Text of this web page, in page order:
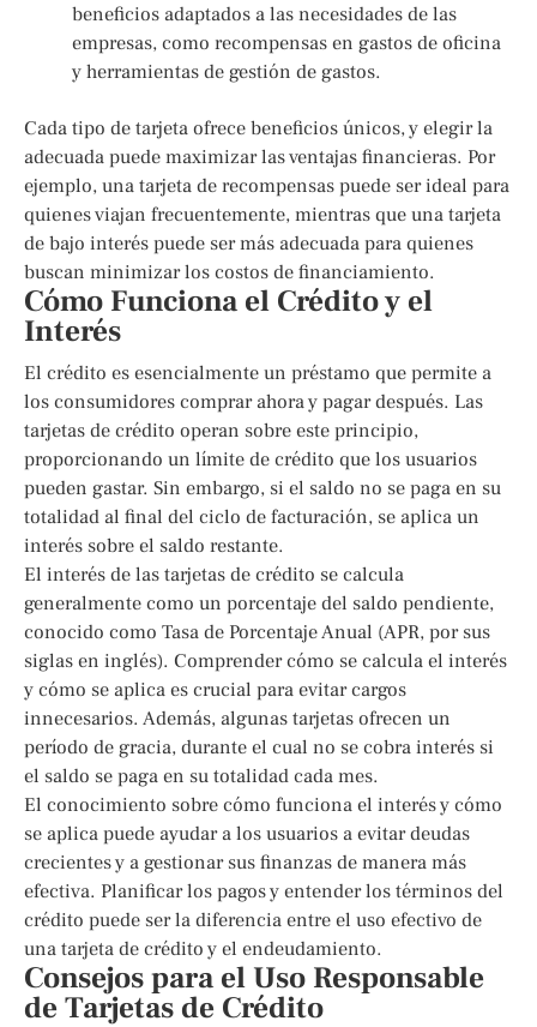
beneficios adaptados a las necesidades de las
empresas, como recompensas en gastos de oficina
y herramientas de gestión de gastos.
Cada tipo de tarjeta ofrece beneficios únicos, y elegir la
adecuada puede maximizar las ventajas financieras. Por
ejemplo, una tarjeta de recompensas puede ser ideal para
quienes viajan frecuentemente, mientras que una tarjeta
de bajo interés puede ser más adecuada para quienes
buscan minimizar los costos de financiamiento.
Cómo Funciona el Crédito y el
Interés
El crédito es esencialmente un préstamo que permite a
los consumidores comprar ahora y pagar después. Las
tarjetas de crédito operan sobre este principio,
proporcionando un límite de crédito que los usuarios
pueden gastar. Sin embargo, si el saldo no se paga en su
totalidad al final del ciclo de facturación, se aplica un
interés sobre el saldo restante.
El interés de las tarjetas de crédito se calcula
generalmente como un porcentaje del saldo pendiente,
conocido como Tasa de Porcentaje Anual (APR, por sus
siglas en inglés). Comprender cómo se calcula el interés
y cómo se aplica es crucial para evitar cargos
innecesarios. Además, algunas tarjetas ofrecen un
período de gracia, durante el cual no se cobra interés si
el saldo se paga en su totalidad cada mes.
El conocimiento sobre cómo funciona el interés y cómo
se aplica puede ayudar a los usuarios a evitar deudas
crecientes y a gestionar sus finanzas de manera más
efectiva. Planificar los pagos y entender los términos del
crédito puede ser la diferencia entre el uso efectivo de
una tarjeta de crédito y el endeudamiento.
Consejos para el Uso Responsable
de Tarjetas de Crédito